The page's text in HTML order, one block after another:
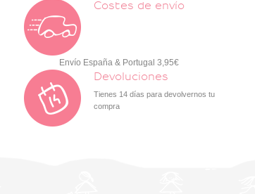
Costes de envío
Envío España & Portugal 3,95€
Devoluciones
Tienes 14 días para devolvernos tu
compra